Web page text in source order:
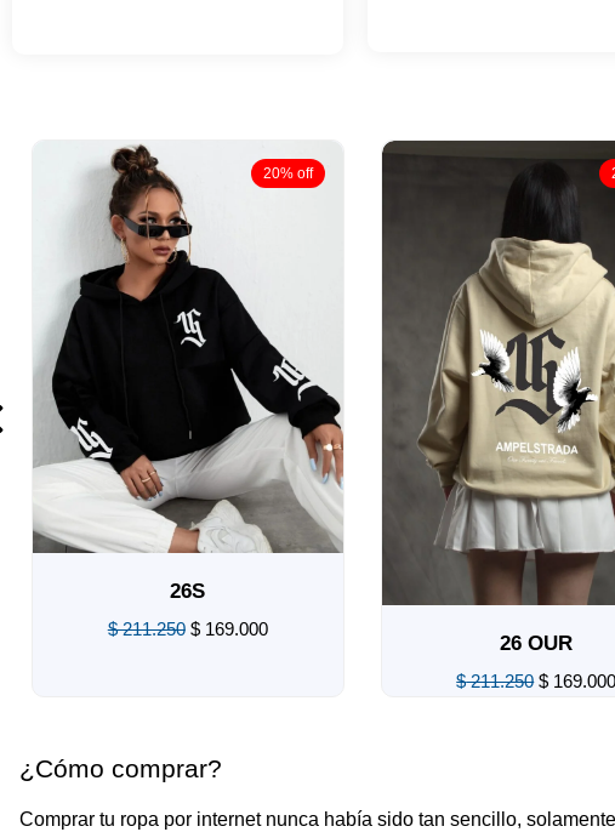
20% off
26S
211.250 $169.000
26 OUR
211.250 $169.000
¿Cómo comprar?
Comprar tu ropa por internet nunca había sido tan sencillo,